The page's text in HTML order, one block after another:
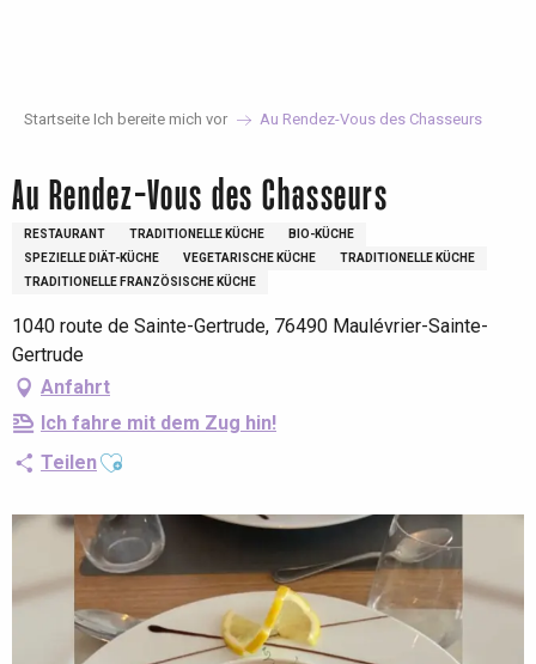
Startseite Ich bereite mich vor Au Rendez-Vous des Chasseurs
Au Rendez-Vous des Chasseurs
RESTAURANT TRADITIONELLE KÜCHE
BIO-KÜCHE
SPEZIELLE DIÄT-KÜCHE
VEGETARISCHE KÜCHE
TRADITIONELLE KÜCHE
TRADITIONELLE FRANZÖSISCHE KÜCHE
1040 route de Sainte-Gertrude, 76490 Maulévrier-Sainte-
Gertrude
Anfahrt
Ich fahre mit dem Zug hin!
TeilenAjouter aux favoris